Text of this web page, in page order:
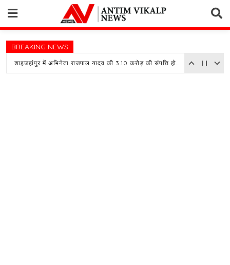
content
BREAKING NEWS
शाहजहांपुर में अभिनेता राजपाल यादव की 3.10 करोड़ की संपत्ति होगी नीलाम, बैंक ने चस्पा किया नोटिस